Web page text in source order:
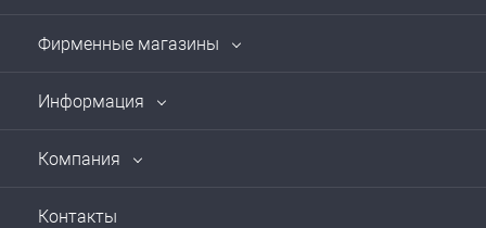
Фирменные магазины
Информация
Компания
Контакты